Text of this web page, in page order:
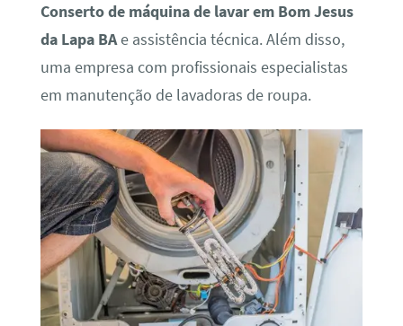
Conserto de máquina de lavar em Bom Jesus
da Lapa BAe assistência técnica. Além disso,
uma empresa com profissionais especialistas
em manutenção de lavadoras de roupa.